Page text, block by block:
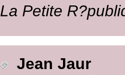
La Petite
Jean Jaur